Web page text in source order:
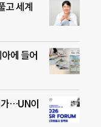
고 세계
에 들어
가…UN이